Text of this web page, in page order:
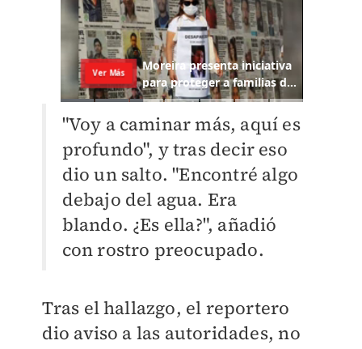
"Voy a caminar más, aquí es
profundo", y tras decir eso
dio un salto. "Encontré algo
debajo del agua. Era
blando. ¿Es ella?", añadió
con rostro preocupado.
Tras el hallazgo, el reportero
dio aviso a las autoridades, no